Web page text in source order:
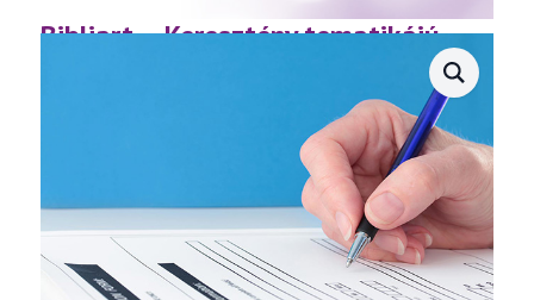
Bibliart – Keresztény tematikájú